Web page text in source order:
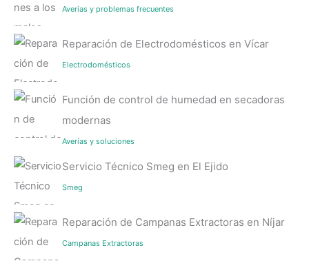
Averías y problemas frecuentes
Reparación de Electrodomésticos en Vícar
Electrodomésticos
Función de control de humedad en secadoras
modernas
Averías y soluciones
Servicio Técnico Smeg en El Ejido
Smeg
Reparación de Campanas Extractoras en Níjar
Campanas Extractoras